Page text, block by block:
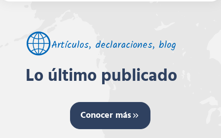
Artículos, declaraciones, blog
Lo último publicado
Conocer más